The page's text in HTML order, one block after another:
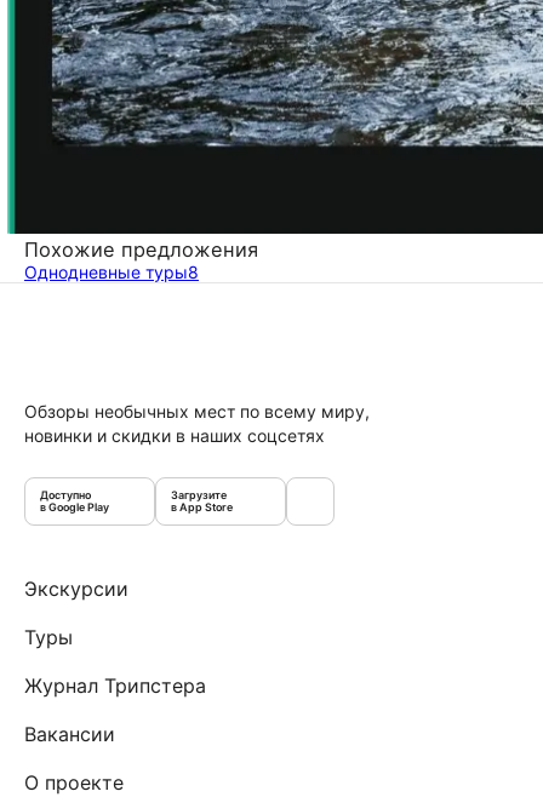
Похожие предложения
Однодневные туры8
Обзоры необычных мест по всему миру,
новинки и скидки в наших соцсетях
Доступно
в Google Play
Загрузите
в App Store
Экскурсии
Туры
Журнал Трипстера
Вакансии
О проекте